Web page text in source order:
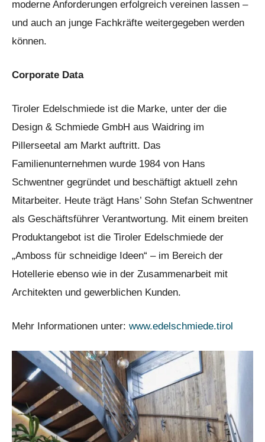
moderne Anforderungen erfolgreich vereinen lassen –
und auch an junge Fachkräfte weitergegeben werden
können.
Corporate Data
Tiroler Edelschmiede ist die Marke, unter der die
Design & Schmiede GmbH aus Waidring im
Pillerseetal am Markt auftritt. Das
Familienunternehmen wurde 1984 von Hans
Schwentner gegründet und beschäftigt aktuell zehn
Mitarbeiter. Heute trägt Hans’ Sohn Stefan Schwentner
als Geschäftsführer Verantwortung. Mit einem breiten
Produktangebot ist die Tiroler Edelschmiede der
„Amboss für schneidige Ideen“ – im Bereich der
Hotellerie ebenso wie in der Zusammenarbeit mit
Architekten und gewerblichen Kunden.
Mehr Informationen unter: www.edelschmiede.tirol